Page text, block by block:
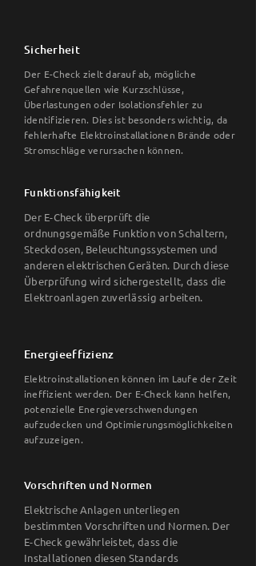
Sicherheit
Der E-Check zielt darauf ab, mögliche
Gefahrenquellen wie Kurzschlüsse,
Überlastungen oder Isolationsfehler zu
identifizieren. Dies ist besonders wichtig, da
fehlerhafte Elektroinstallationen Brände oder
Stromschläge verursachen können.
Funktionsfähigkeit
Der E-Check überprüft die
ordnungsgemäße Funktion von Schaltern,
Steckdosen, Beleuchtungssystemen und
anderen elektrischen Geräten. Durch diese
Überprüfung wird sichergestellt, dass die
Elektroanlagen zuverlässig arbeiten.
Energieeffizienz
Elektroinstallationen können im Laufe der Zeit
ineffizient werden. Der E-Check kann helfen,
potenzielle Energieverschwendungen
aufzudecken und Optimierungsmöglichkeiten
aufzuzeigen.
Vorschriften und Normen
Elektrische Anlagen unterliegen
bestimmten Vorschriften und Normen. Der
E-Check gewährleistet, dass die
Installationen diesen Standards